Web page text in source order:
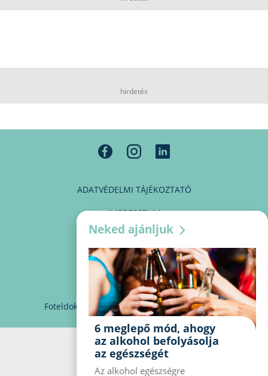
hirdetés
ADATVÉDELMI TÁJÉKOZTATÓ
IMPRESSZUM
MÉDIAAJÁNLAT
PARTNEREINK
KAPCSOLAT
Foteldoki info@foteldoki.hu Süti beállítások
Neked ajánljuk
6 meglepő mód, ahogy
az alkohol befolyásolja
az egészségét
Az alkohol egészségre